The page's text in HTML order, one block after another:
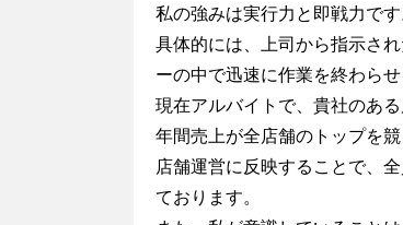
私の強みは実行力と即戦力です
具体的には、上司から指示さ
ーの中で迅速に作業を終わら
現在アルバイトで、貴社のあ
年間売上が全店舗のトップを
店舗運営に反映することで、
ております。